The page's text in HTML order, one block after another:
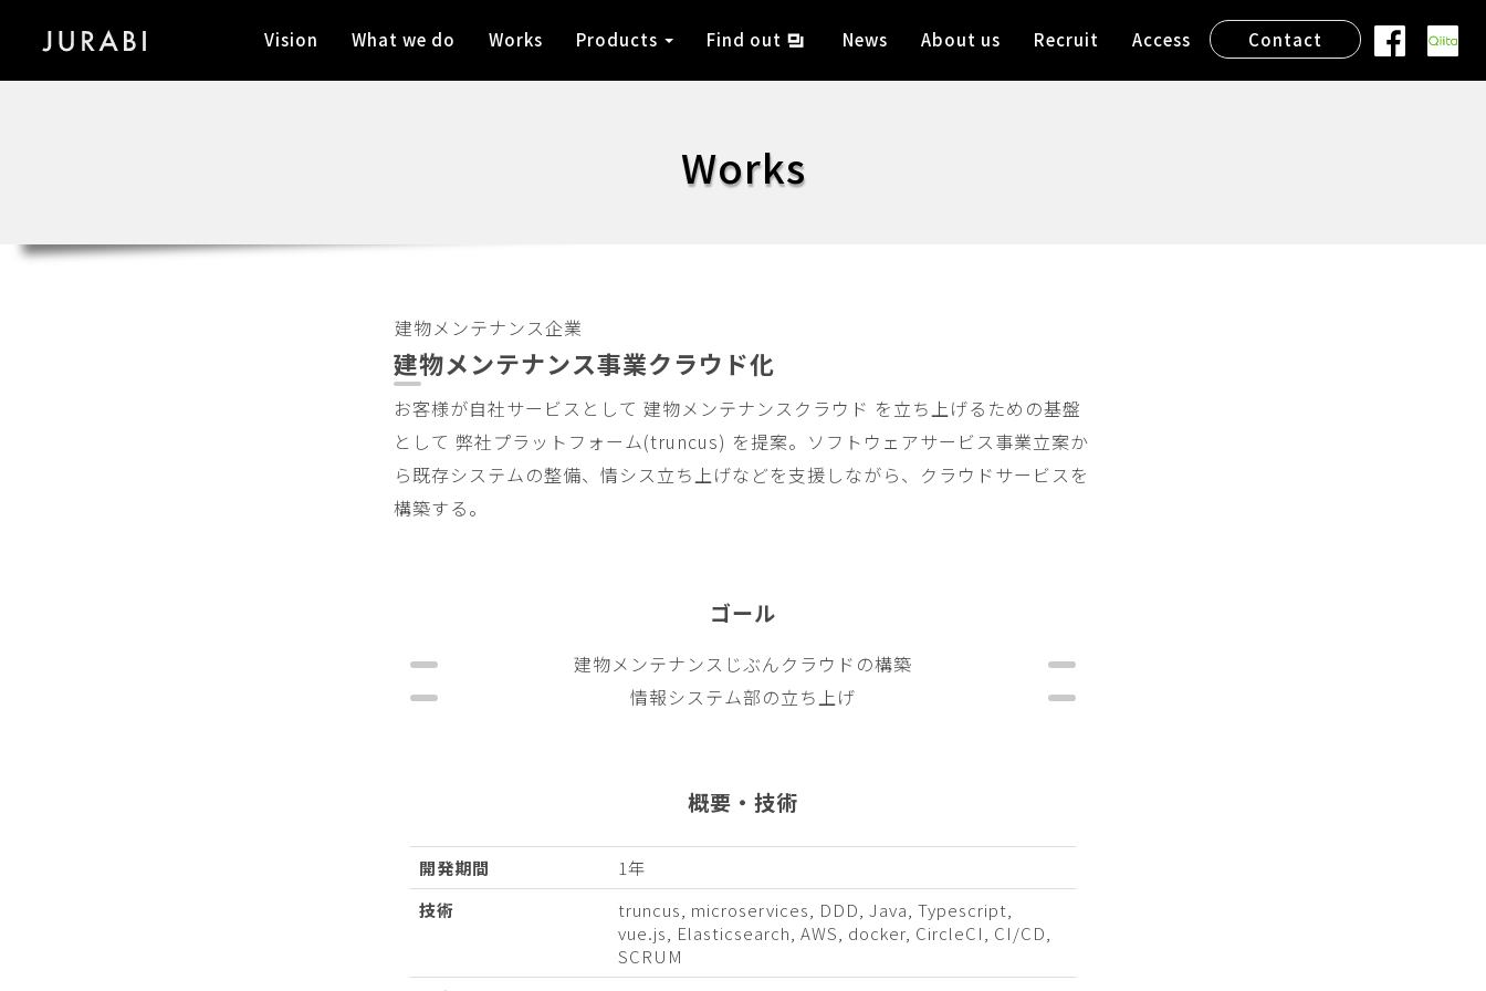
Vision What we do Works Products Find out News About us Recruit Access Contact
Works
建物メンテナンス企業
建物メンテナンス事業クラウド化
お客様が自社サービスとして 建物メンテナンスクラウド を立ち上げるための基盤
として 弊社プラットフォーム(truncus) を提案。ソフトウェアサービス事業立案か
ら既存システムの整備、情シス立ち上げなどを支援しながら、クラウドサービスを
構築する。
ゴール
建物メンテナンスじぶんクラウドの構築
情報システム部の立ち上げ
概要・技術
開発期間
1年
技術
truncus, microservices, DDD, Java, Typescript,
vue.js, Elasticsearch, AWS, docker, CircleCI, CI/CD,
SCRUM